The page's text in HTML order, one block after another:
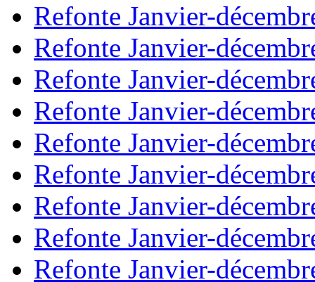
Refonte Janvier-
Refonte Janvier-
Refonte Janvier-
Refonte Janvier-
Refonte Janvier-
Refonte Janvier-
Refonte Janvier-
Refonte Janvier-
Refonte Janvier-